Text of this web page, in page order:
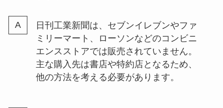
日刊工業新聞は、セブンイレブンやファ
ミリーマート、ローソンなどのコンビニ
エンスストアでは販売されていません。
主な購入先は書店や特約店となるため、
他の方法を考える必要があります。